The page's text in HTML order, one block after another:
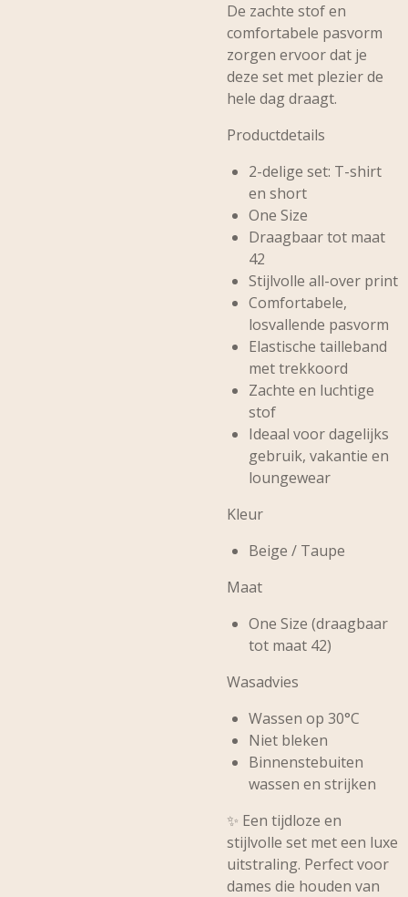
De zachte stof en
comfortabele pasvorm
zorgen ervoor dat je
deze set met plezier de
hele dag draagt.
Productdetails
2-delige set: T-shirt
en short
One Size
Draagbaar tot maat
42
Stijlvolle all-over print
Comfortabele,
losvallende pasvorm
Elastische tailleband
met trekkoord
Zachte en luchtige
stof
Ideaal voor dagelijks
gebruik, vakantie en
loungewear
Kleur
Beige / Taupe
Maat
One Size (draagbaar
tot maat 42)
Wasadvies
Wassen op 30°C
Niet bleken
Binnenstebuiten
wassen en strijken
✨ Een tijdloze en
stijlvolle set met een luxe
uitstraling. Perfect voor
dames die houden van